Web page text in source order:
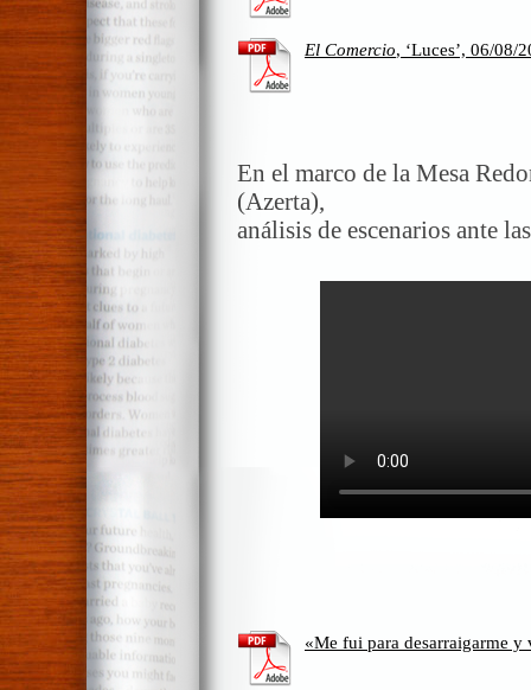
El Comercio, ‘Luces’, 06/08/
En el marco de la Mesa
(Azerta),
análisis de escenarios ante
«Me fui para desarraigarme